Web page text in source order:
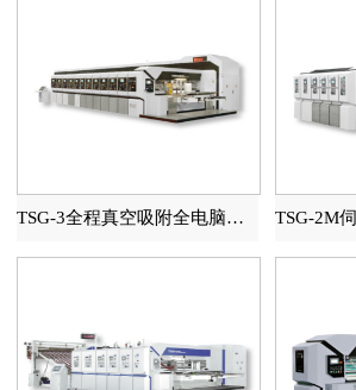
TSG-3全程真空吸附全电脑高速印刷开槽模切机